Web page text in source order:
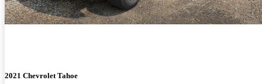
2021 Chevrolet Tahoe